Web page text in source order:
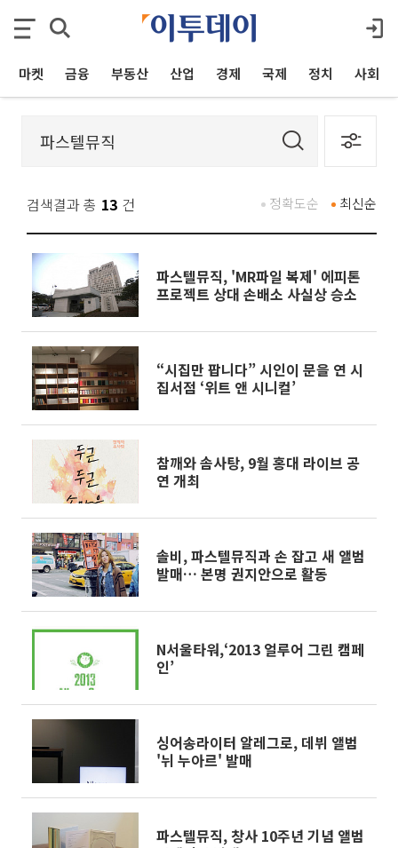
마켓 금융 부동산 산업 경제 국제 정치 사회
검색결과 총 13 건 최신순
정확도순
파스텔뮤직, 'MR파일 복제' 에피톤
프로젝트 상대 손배소 사실상 승소
“시집만 팝니다” 시인이 문을 연 시
집서점 ‘위트 앤 시니컬’
참깨와 솜사탕, 9월 홍대 라이브 공
연 개최
솔비, 파스텔뮤직과 손 잡고 새 앨범
발매… 본명 권지안으로 활동
N서울타워,‘2013 얼루어 그린 캠페
인’
싱어송라이터 알레그로, 데뷔 앨범
'뉘 누아르' 발매
파스텔뮤직, 창사 10주년 기념 앨범